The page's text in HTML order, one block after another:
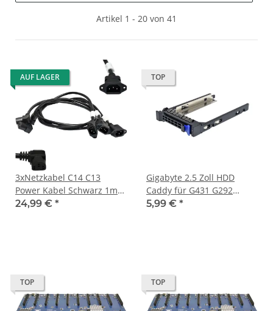
Artikel 1 - 20 von 41
AUF LAGER
3xNetzkabel C14 C13
Power Kabel Schwarz 1m
10A 250V Verlängerung for
24,99 € *
TOP
Gigabyte 2.5 Zoll HDD
Caddy für G431 G292
25EK3-R18204-H5R
5,99 € *
TOP TOP